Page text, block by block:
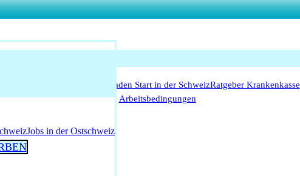
Leitfaden Start in der SchweizRatgeber Krankenkasse
Arbeitsbedingungen
Jobs in der Ostschweiz